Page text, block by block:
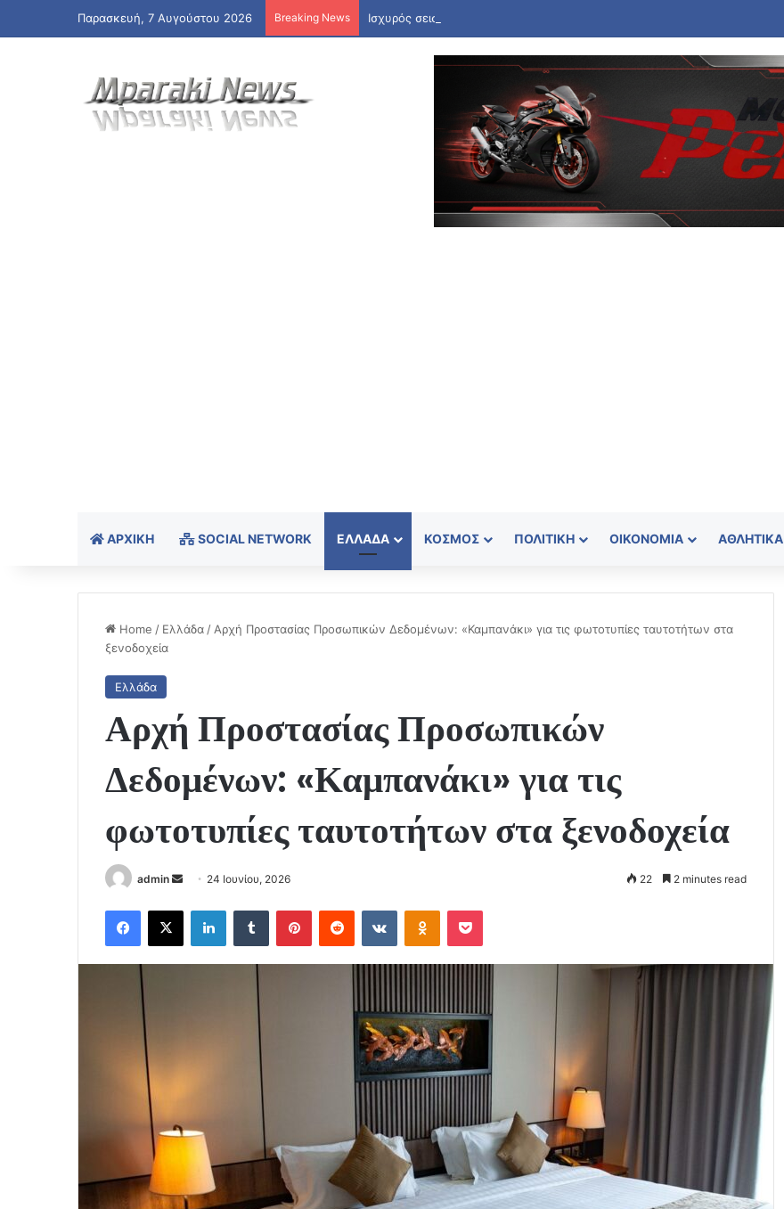
Παρασκευή, 7 Αυγούστου 2026 Breaking News
ΑΡΧΙΚΉ SOCIAL NETWORK ΕΛΛΆΔΑ ΚΌΣΜΟΣ ΠΟΛΙΤΙΚΉ ΟΙΚΟΝΟΜΊΑ ΑΘΛΗΤΙΚΆ
Home / Ελλάδα / Αρχή Προστασίας Προσωπικών Δεδομένων: «Καμπανάκι» για τις φωτοτυπίες ταυτοτήτων στα
ξενοδοχεία
Ελλάδα
Αρχή Προστασίας Προσωπικών
Δεδομένων: «Καμπανάκι» για τις
φωτοτυπίες ταυτοτήτων στα ξενοδοχεία
admin
Send
email
24 Ιουνίου, 2026 22 2 minutes read
Facebook
X LinkedInTumblr PinterestReddit VKontakteOdnoklassniki
Pocket